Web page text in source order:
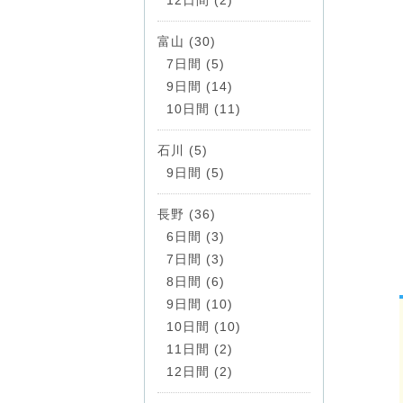
富山 (30)
7日間 (5)
9日間 (14)
10日間 (11)
石川 (5)
9日間 (5)
長野 (36)
6日間 (3)
7日間 (3)
8日間 (6)
9日間 (10)
10日間 (10)
11日間 (2)
12日間 (2)